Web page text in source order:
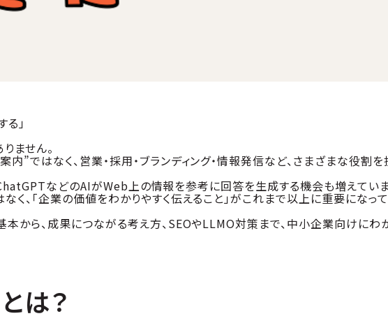
」
ません。
”ではなく、営業・採用・ブランディング・情報発信など、さまざまな役割を
などのAIがWeb上の情報を参考に回答を生成する機会も増えてい
く、「企業の価値をわかりやすく伝えること」がこれまで以上に重要になっ
本から、成果につながる考え方、SEOやLLMO対策まで、中小企業向けにわ
は？